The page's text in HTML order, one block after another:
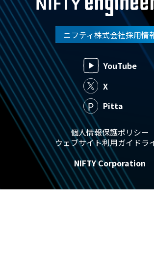
ニフティ株式会社採用情
YouTube
X
Pitta
個人情報保護ポリシー
ウェブサイト利用ガイドラ
NIFTY Corporation